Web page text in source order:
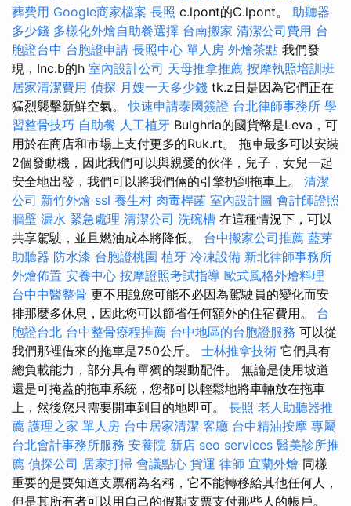
葬費用 Google商家檔案 長照 c.lpont的C.lpont。 助聽器
多少錢 多樣化外燴自助餐選擇 台南搬家 清潔公司費用 台
胞證台中 台胞證申請 長照中心 單人房 外燴茶點 我們發
現，Inc.b的h 室內設計公司 天母推拿推薦 按摩執照培訓班
居家清潔費用 偵探 月嫂一天多少錢 tk.z日是因為它們正在
猛烈襲擊新鮮空氣。快速申請泰國簽證 台北律師事務所 學
習整骨技巧 自助餐 人工植牙 Bulghria的國貨幣是Leva，可
用於在商店和市場上支付更多的Ruk.rt。 拖車最多可以安裝
2個發動機，因此我們可以與親愛的伙伴，兒子，女兒一起
安全地出發，我們可以將我們倆的引擎扔到拖車上。 清潔
公司 新竹外燴 ssl 養生村 肉毒桿菌 室內設計圖 會計師證照
牆壁 漏水 緊急處理 清潔公司 洗碗槽 在這種情況下，可以
共享駕駛，並且燃油成本將降低。 台中搬家公司推薦 藍芽
助聽器 防水漆 台胞證桃園 植牙 冷凍設備 新北律師事務所
外燴佈置 安養中心 按摩證照考試指導 歐式風格外燴料理
台中中醫整骨 更不用說您可能不必因為駕駛員的變化而安
排那麼多休息，因此您可以節省任何額外的住宿費用。 台
胞證台北 台中整骨療程推薦 台中地區的台胞證服務 可以從
我們那裡借來的拖車是750公斤。 士林推拿技術 它們具有
總負載能力，部分具有單獨的製動配件。 無論是使用坡道
還是可掩蓋的拖車系統，您都可以輕鬆地將車輛放在拖車
上，然後您只需要開車到目的地即可。 長照 老人助聽器推
薦 護理之家 單人房 台中居家清潔 客廳 台中精油按摩 專屬
台北會計事務所服務 安養院 新店 seo services 醫美診所推
薦 偵探公司 居家打掃 會議點心 貨運 律師 宜蘭外燴 同樣
重要的是要知道支票稱為名稱，它不能轉移給其他任何人，
但是其所有者可以用自己的假期支票支付那些人的帳戶。